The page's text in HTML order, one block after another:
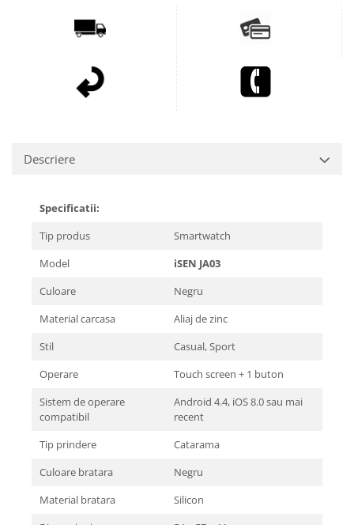
Descriere
Specificatii:
Tip produs
Smartwatch
Model
iSEN JA03
Culoare
Negru
Material carcasa
Aliaj de zinc
Stil
Casual, Sport
Operare
Touch screen + 1 buton
Sistem de operare
compatibil
Android 4.4, iOS 8.0 sau mai
recent
Tip prindere
Catarama
Culoare bratara
Negru
Material bratara
Silicon